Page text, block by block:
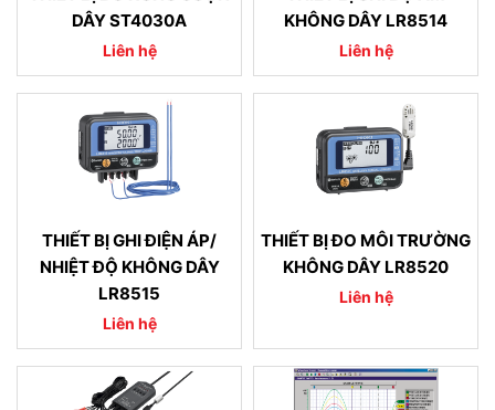
DÂY ST4030A
Liên hệ
KHÔNG DÂY LR8514
Liên hệ
THIẾT BỊ GHI ĐIỆN ÁP/
NHIỆT ĐỘ KHÔNG DÂY
LR8515
Liên hệ
THIẾT BỊ ĐO MÔI TRƯỜNG
KHÔNG DÂY LR8520
Liên hệ